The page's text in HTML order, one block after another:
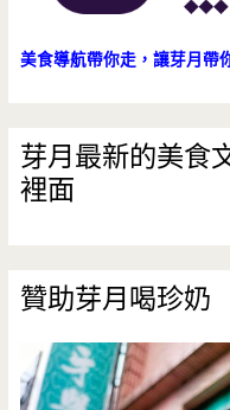
美食導航帶你走，讓芽月帶
芽月最新的美食
裡面
贊助芽月喝珍奶